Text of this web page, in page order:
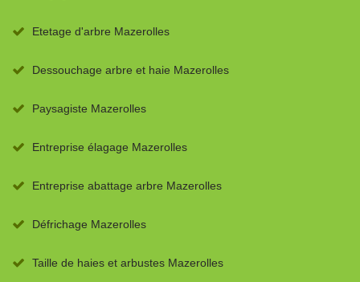
Etetage d'arbre Mazerolles
Dessouchage arbre et haie Mazerolles
Paysagiste Mazerolles
Entreprise élagage Mazerolles
Entreprise abattage arbre Mazerolles
Défrichage Mazerolles
Taille de haies et arbustes Mazerolles